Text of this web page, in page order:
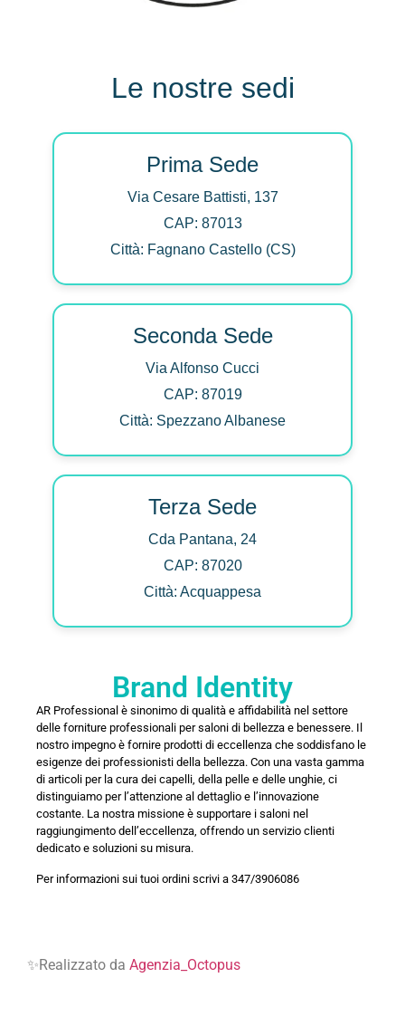
Le nostre sedi
Prima Sede
Via Cesare Battisti, 137
CAP: 87013
Città: Fagnano Castello (CS)
Seconda Sede
Via Alfonso Cucci
CAP: 87019
Città: Spezzano Albanese
Terza Sede
Cda Pantana, 24
CAP: 87020
Città: Acquappesa
Brand Identity
AR Professional è sinonimo di qualità e affidabilità nel settore
delle forniture professionali per saloni di bellezza e benessere. Il
nostro impegno è fornire prodotti di eccellenza che soddisfano le
esigenze dei professionisti della bellezza. Con una vasta gamma
di articoli per la cura dei capelli, della pelle e delle unghie, ci
distinguiamo per l’attenzione al dettaglio e l’innovazione
costante. La nostra missione è supportare i saloni nel
raggiungimento dell’eccellenza, offrendo un servizio clienti
dedicato e soluzioni su misura.
Per informazioni sui tuoi ordini scrivi a 347/3906086
✨Realizzato da Agenzia_Octopus